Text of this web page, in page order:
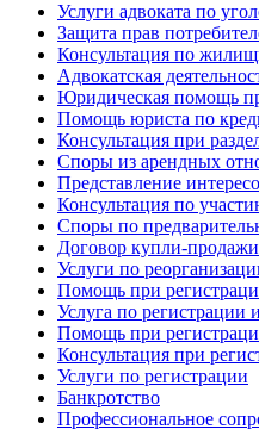
Услуги адвоката по
Защита прав
Консультация по
Адвокатская
Юридическая помощь
Помощь юриста по
Консультация при
Споры из арендных
Представление
Консультация по
Споры по
Договор купли-
Услуги по
Помощь при
Услуга по
Помощь при
Консультация при
Услуги по регистрации
Банкротство
Профессиональное